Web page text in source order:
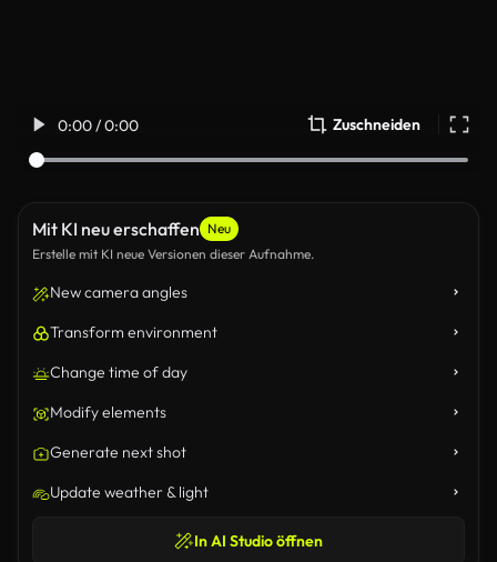
0:00 / 0:00 Zuschneiden
Mit KI neu erschaffen Neu
Erstelle mit KI neue Versionen dieser Aufnahme.
New camera angles
Transform environment
Change time of day
Modify elements
Generate next shot
Update weather & light
In AI Studio öffnen